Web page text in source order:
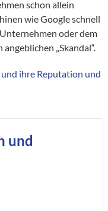
schon allein
wie Google schnell
oder dem
„Skandal“.
ihre Reputation und
und